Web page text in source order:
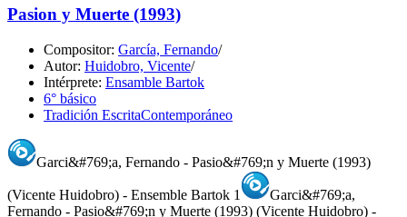
Pasion y Muerte (1993)
Compositor: García, Fernando/
Autor: Huidobro, Vicente/
Intérprete: Ensamble Bartok
6° básico
Tradición EscritaContemporáneo
Garci&#769;a, Fernando - Pasio&#769;n y Muerte (1993)
(Vicente Huidobro) - Ensemble Bartok 1
Garci&#769;a,
Fernando - Pasio&#769;n y Muerte (1993) (Vicente Huidobro) -